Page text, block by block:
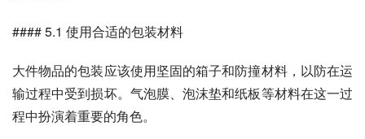
#### 5.1 使用合适的包装材料
大件物品的包装应该使用坚固的箱子和防撞材料，以防在运
输过程中受到损坏。气泡膜、泡沫垫和纸板等材料在这一过
程中扮演着重要的角色。